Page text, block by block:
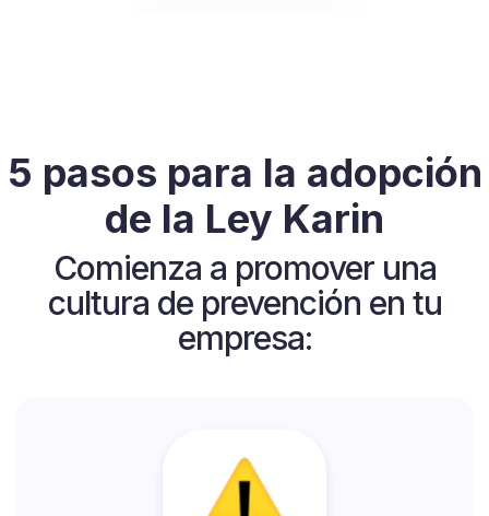
5 pasos para la adopción
de la Ley Karin
Comienza a promover una
cultura de prevención en tu
empresa: